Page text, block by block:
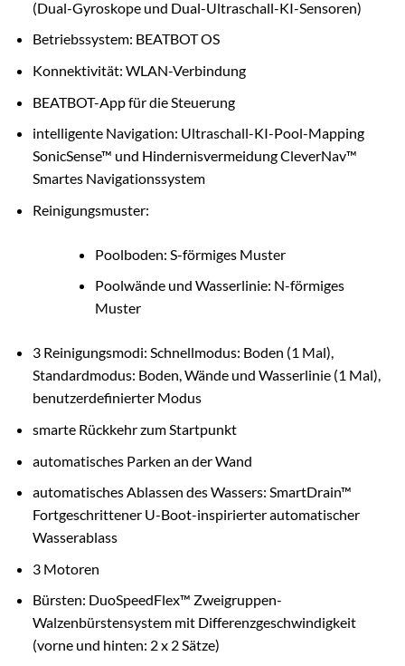
(Dual-Gyroskope und Dual-Ultraschall-KI-Sensoren)
Betriebssystem: BEATBOT OS
Konnektivität: WLAN-Verbindung
BEATBOT-App für die Steuerung
intelligente Navigation: Ultraschall-KI-Pool-Mapping
SonicSense™ und Hindernisvermeidung CleverNav™
Smartes Navigationssystem
Reinigungsmuster:
Poolboden: S-förmiges Muster
Poolwände und Wasserlinie: N-förmiges
Muster
3 Reinigungsmodi: Schnellmodus: Boden (1 Mal),
Standardmodus: Boden, Wände und Wasserlinie (1 Mal),
benutzerdefinierter Modus
smarte Rückkehr zum Startpunkt
automatisches Parken an der Wand
automatisches Ablassen des Wassers: SmartDrain™
Fortgeschrittener U-Boot-inspirierter automatischer
Wasserablass
3 Motoren
Bürsten: DuoSpeedFlex™ Zweigruppen-
Walzenbürstensystem mit Differenzgeschwindigkeit
(vorne und hinten: 2 x 2 Sätze)